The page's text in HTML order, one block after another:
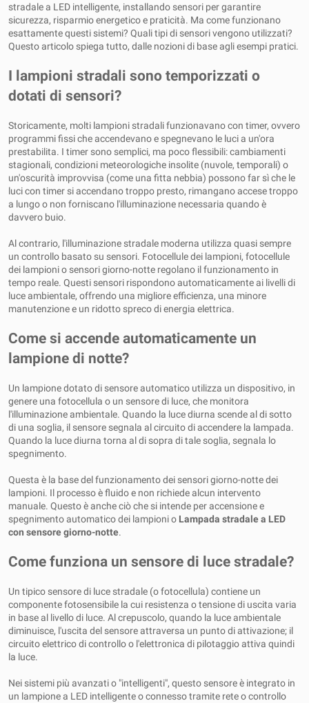
stradale a LED intelligente, installando sensori per garantire
sicurezza, risparmio energetico e praticità. Ma come funzionano
esattamente questi sistemi? Quali tipi di sensori vengono utilizzati?
Questo articolo spiega tutto, dalle nozioni di base agli esempi pratici.
I lampioni stradali sono temporizzati o
dotati di sensori?
Storicamente, molti lampioni stradali funzionavano con timer, ovvero
programmi fissi che accendevano e spegnevano le luci a un'ora
prestabilita. I timer sono semplici, ma poco flessibili: cambiamenti
stagionali, condizioni meteorologiche insolite (nuvole, temporali) o
un'oscurità improvvisa (come una fitta nebbia) possono far sì che le
luci con timer si accendano troppo presto, rimangano accese troppo
a lungo o non forniscano l'illuminazione necessaria quando è
davvero buio.
Al contrario, l'illuminazione stradale moderna utilizza quasi sempre
un controllo basato su sensori. Fotocellule dei lampioni, fotocellule
dei lampioni o sensori giorno-notte regolano il funzionamento in
tempo reale. Questi sensori rispondono automaticamente ai livelli di
luce ambientale, offrendo una migliore efficienza, una minore
manutenzione e un ridotto spreco di energia elettrica.
Come si accende automaticamente un
lampione di notte?
Un lampione dotato di sensore automatico utilizza un dispositivo, in
genere una fotocellula o un sensore di luce, che monitora
l'illuminazione ambientale. Quando la luce diurna scende al di sotto
di una soglia, il sensore segnala al circuito di accendere la lampada.
Quando la luce diurna torna al di sopra di tale soglia, segnala lo
spegnimento.
Questa è la base del funzionamento dei sensori giorno-notte dei
lampioni. Il processo è fluido e non richiede alcun intervento
manuale. Questo è anche ciò che si intende per accensione e
spegnimento automatico dei lampioni o Lampada stradale a LED
con sensore giorno-notte.
Come funziona un sensore di luce stradale?
Un tipico sensore di luce stradale (o fotocellula) contiene un
componente fotosensibile la cui resistenza o tensione di uscita varia
in base al livello di luce. Al crepuscolo, quando la luce ambientale
diminuisce, l'uscita del sensore attraversa un punto di attivazione; il
circuito elettrico di controllo o l'elettronica di pilotaggio attiva quindi
la luce.
Nei sistemi più avanzati o "intelligenti", questo sensore è integrato in
un lampione a LED intelligente o connesso tramite rete o controllo